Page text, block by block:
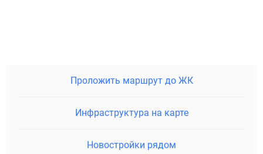
Проложить маршрут до ЖК
Инфраструктура на карте
Новостройки рядом